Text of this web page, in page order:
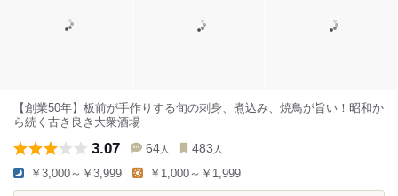
【創業50年】板前が手作りする旬の刺身、煮込み、焼鳥が旨い！昭和か
ら続く古き良き大衆酒場
3.07 64 人 483 人
￥3,000～￥3,999 ￥1,000～￥1,999